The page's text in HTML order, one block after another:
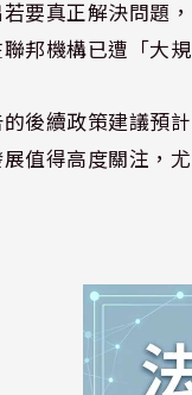
要真正解決問題
邦機構已遭「大
後續政策建議預
值得高度關注，